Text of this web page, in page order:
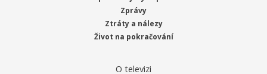
Zprávy
Ztráty a nálezy
Život na pokračování
O televizi